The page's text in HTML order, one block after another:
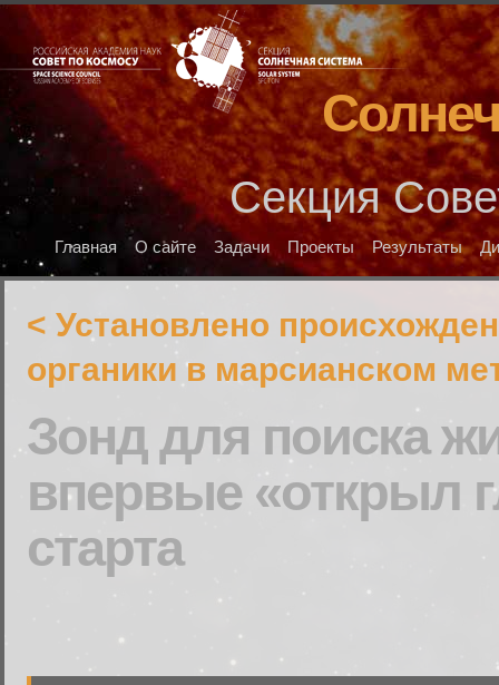
Секция
Главная О сайте Задачи Проекты Результаты
< Установлено
органики в марсианском
Зонд для поиска
впервые «открыл
старта